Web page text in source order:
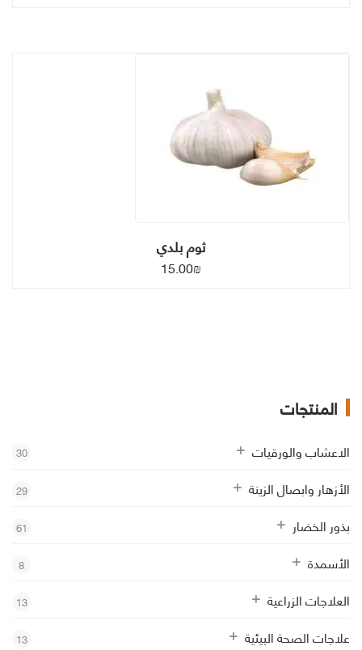
ثوم بلدي
15.00₪
المنتجات
الاعشاب والورقيات 30
الأزهار وابصال الزينة 29
بذور الخضار 61
الأسمدة 8
العلاجات الزراعية 13
علاجات الصحة البيئية 13